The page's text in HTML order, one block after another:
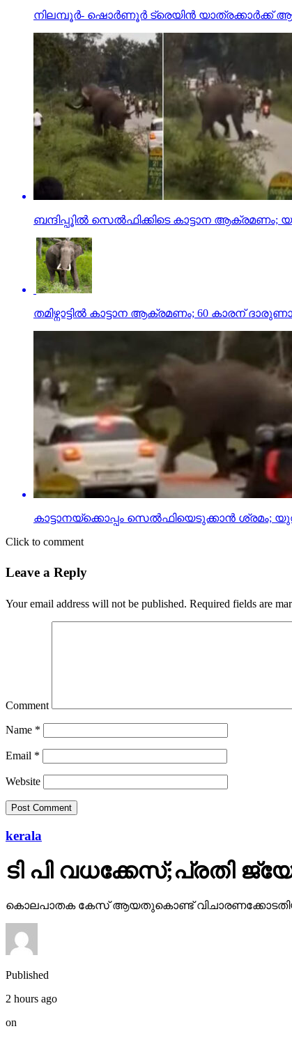
നിലമ്പൂര്‍- ഷൊര്‍ണൂര്‍ ട്രെയിന്‍ യാത്രക്കാര്‍ക്ക്
ബന്ദിപ്പൂില്‍ സെല്‍ഫിക്കിടെ കാട്ടാന ആക്രമണം;
തമിഴ്നാട്ടില്‍ കാട്ടാന ആക്രമണം; 60 കാരന്
കാട്ടാനയ്‌ക്കൊപ്പം സെല്‍ഫിയെടുക്കാന്‍ ശ്രമം;
Click to comment
Leave a Reply
Your email address will not be published. Required fields are
Comment
Name *
Email *
Website
kerala
ടി പി വധക്കേസ്;പ്രതി
കൊലപാതക കേസ് ആയതുകൊണ്ട്
Published
2 hours ago
on